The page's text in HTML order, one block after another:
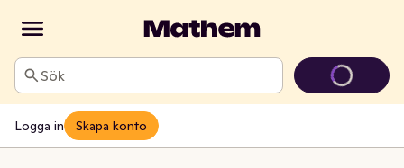
Sök
Logga in Skapa konto